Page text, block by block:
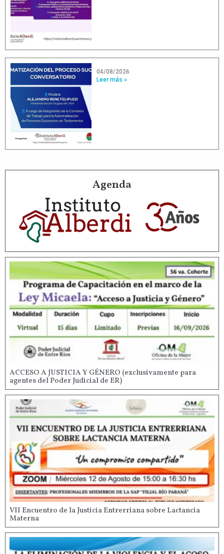
04/08/2026
Leer más »
Agenda
ACCESO A JUSTICIA Y GÉNERO (exclusivamente para
agentes del Poder Judicial de ER)
VII Encuentro de la Justicia Entrerriana sobre Lactancia
Materna